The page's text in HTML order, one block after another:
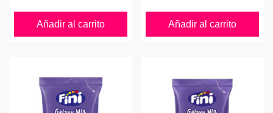
Añadir al carrito Añadir al carrito